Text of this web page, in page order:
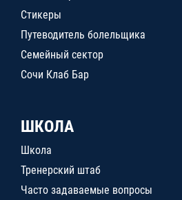
Стикеры
Путеводитель болельщика
Семейный сектор
Сочи Клаб Бар
ШКОЛА
Школа
Тренерский штаб
Часто задаваемые вопросы